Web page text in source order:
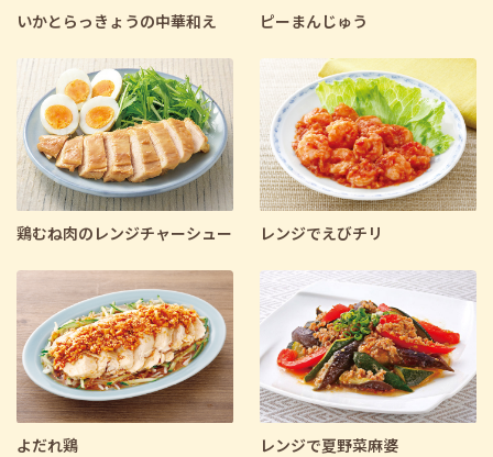
いかとらっきょうの中華和え ピーまんじゅう
鶏むね肉のレンジチャーシュー レンジでえびチリ
よだれ鶏 レンジで夏野菜麻婆